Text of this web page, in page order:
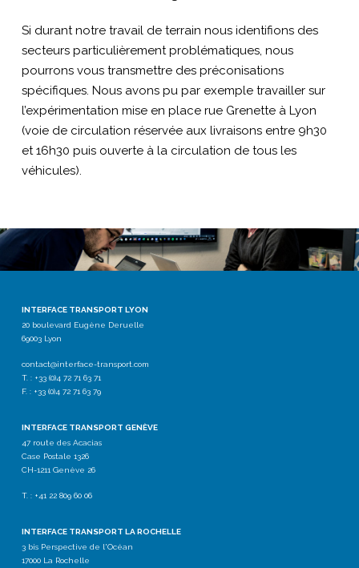
Si durant notre travail de terrain nous identifions des
secteurs particulièrement problématiques, nous
pourrons vous transmettre des préconisations
spécifiques. Nous avons pu par exemple travailler sur
l’expérimentation mise en place rue Grenette à Lyon
(voie de circulation réservée aux livraisons entre 9h30
et 16h30 puis ouverte à la circulation de tous les
véhicules).
INTERFACE TRANSPORT LYON
20 boulevard Eugène Deruelle
69003 Lyon
contact@interface-transport.com
T. : +33 (0)4 72 71 63 71
F. : +33 (0)4 72 71 63 79
INTERFACE TRANSPORT GENÈVE
47 route des Acacias
Case Postale 1326
CH-1211 Genève 26
T. : +41 22 809 60 06
INTERFACE TRANSPORT LA ROCHELLE
3 bis Perspective de l'Océan
17000 La Rochelle